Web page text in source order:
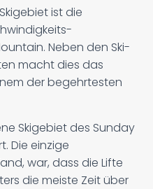
ist die
Neben den Ski-
macht dies das
der begehrtesten
Skigebiet des Sunday
Die einzige
war, dass die Lifte
die meiste Zeit über